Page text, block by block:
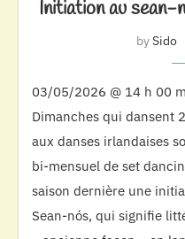
Initiation au sean-
bySido
03/05/2026 @ 14 h 00
Dimanches qui dansent
aux danses irlandaises
bi-mensuel de set
saison dernière une
Sean-nós, qui signifie